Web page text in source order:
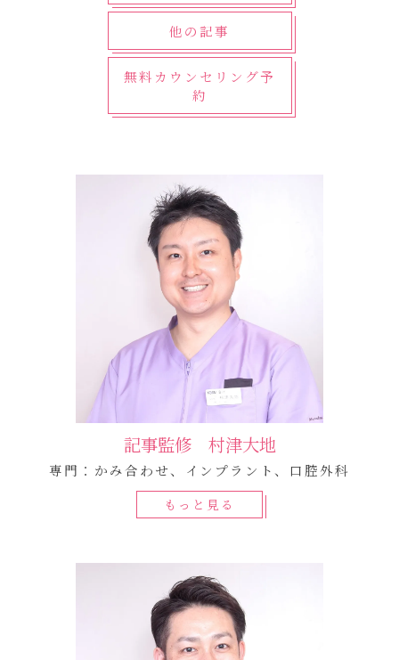
他の記事
無料カウンセリング予
約
記事監修 村津大地
専門：かみ合わせ、インプラント、口腔外科
もっと見る